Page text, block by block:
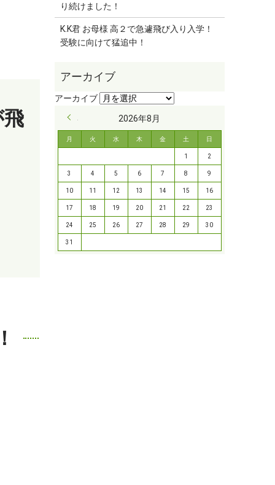
り続けました！
K.K君 お母様 高２で急遽飛び入り入学！
受験に向けて猛追中！
2026年8月
月 火 水 木 金 土 日
1 2
3 4 5 6 7 8 9
10 11 12 13 14 15 16
17 18 19 20 21 22 23
24 25 26 27 28 29 30
31